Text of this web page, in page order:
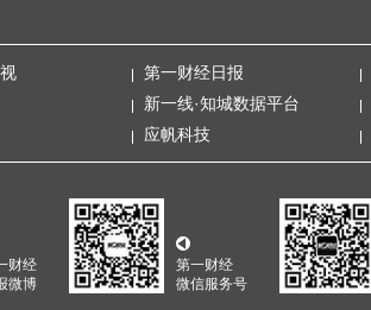
第一财经日报
新一线·知城数据平台
应帆科技
财经
微博
第一财经
微信服务号